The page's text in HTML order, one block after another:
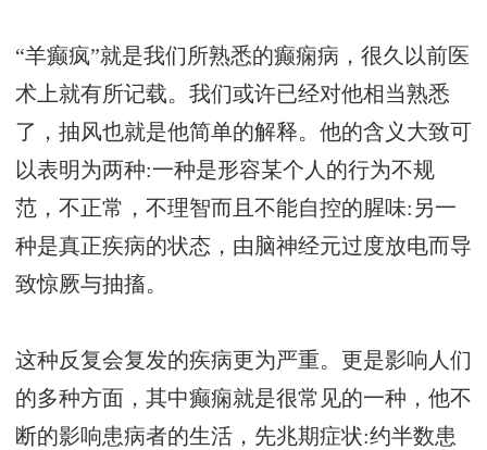
“羊癫疯”就是我们所熟悉的癫痫病，很久以前医
术上就有所记载。我们或许已经对他相当熟悉
了，抽风也就是他简单的解释。他的含义大致可
以表明为两种:一种是形容某个人的行为不规
范，不正常，不理智而且不能自控的腥味:另一
种是真正疾病的状态，由脑神经元过度放电而导
致惊厥与抽搐。
这种反复会复发的疾病更为严重。更是影响人们
的多种方面，其中癫痫就是很常见的一种，他不
断的影响患病者的生活，先兆期症状:约半数患